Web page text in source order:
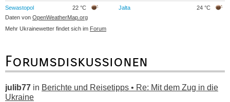
Sewastopol 22 °C Jalta
24 °C
Daten von OpenWeatherMap.org
Mehr Ukrainewetter findet sich im Forum
Forumsdiskussionen
julib77 in Berichte und Reisetipps • Re: Mit dem Zug in die
Ukraine